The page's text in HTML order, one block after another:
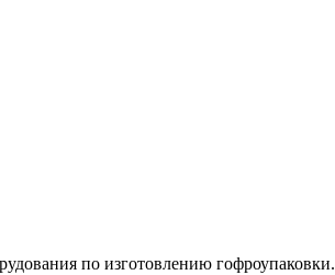
по изготовлению гофроупаковки.